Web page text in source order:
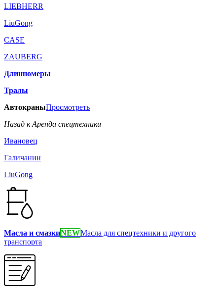
LIEBHERR
LiuGong
CASE
ZAUBERG
Длинномеры
Тралы
АвтокраныПросмотреть
Назад к Аренда спецтехники
Ивановец
Галичанин
LiuGong
Масла и смазкиNEWМасла для спецтехники и другого
транспорта